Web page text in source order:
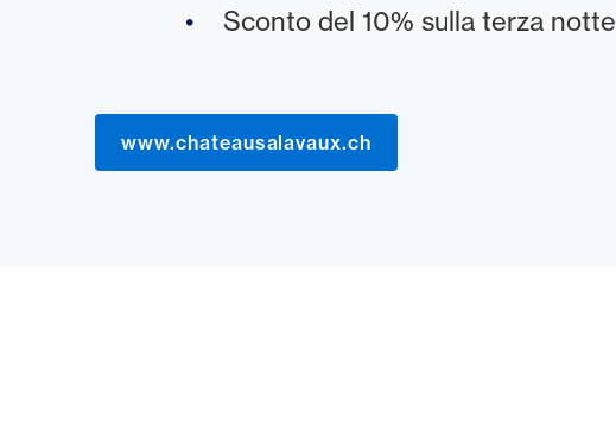
Sconto del 10% sulla terza notte
www.chateausalavaux.ch